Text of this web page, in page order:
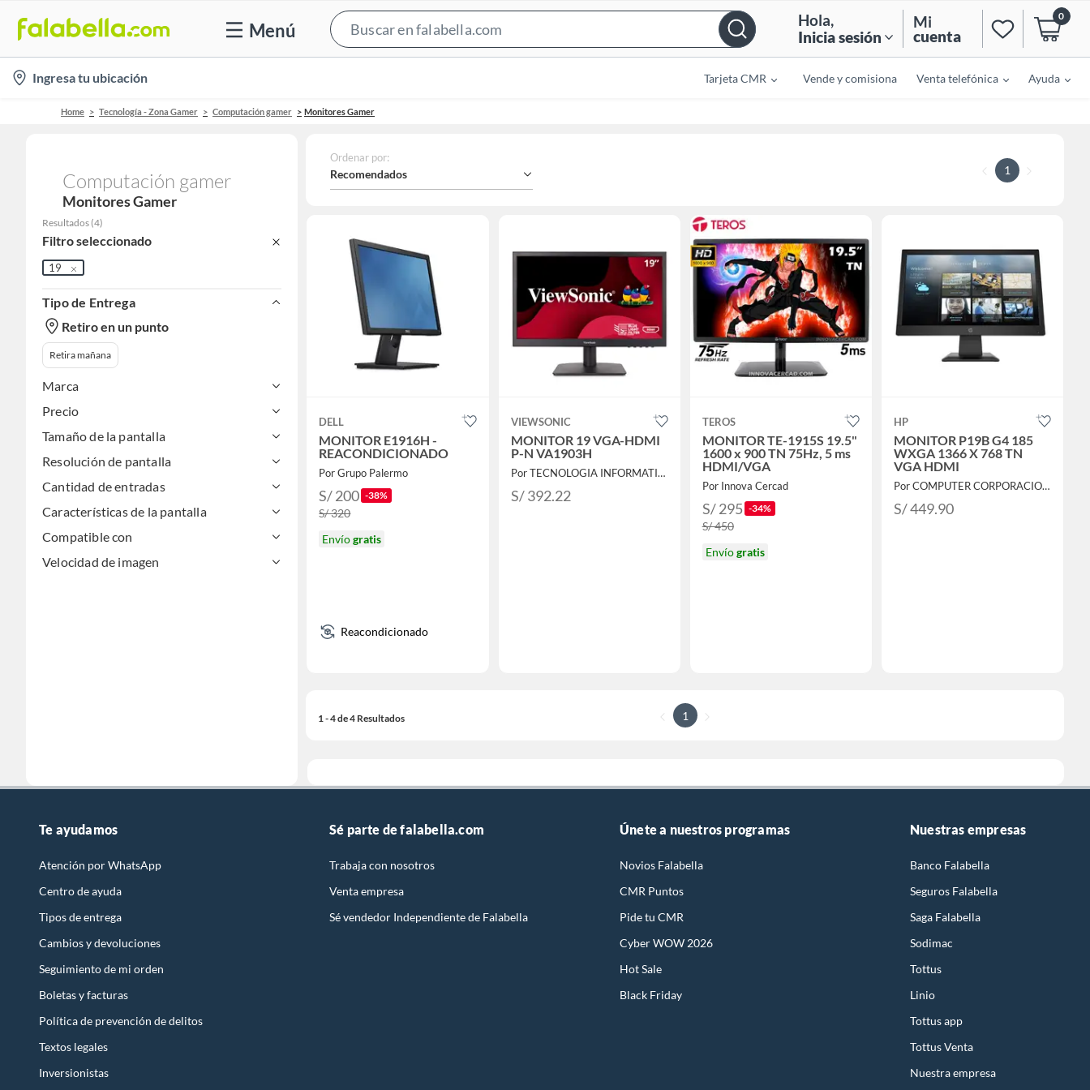
Menú
Bar
Hola,
Inicia sesión
Mi
cuenta
0
location-
icon
Ingresa tu ubicación Tarjeta CMR Vende y comisiona Venta telefónica Ayuda
Home Tecnología - Zona Gamer Computación gamer Monitores Gamer
Computación gamer
Monitores Gamer
Resultados (4)
Filtro seleccionado
19
Tipo de Entrega
Retiro en un punto
Retira mañana
Marca
Precio
Tamaño de la pantalla
Resolución de pantalla
Cantidad de entradas
Características de la pantalla
Compatible con
Velocidad de imagen
Ordenar por:
Recomendados 1
DELL
MONITOR E1916H -
REACONDICIONADO
Por Grupo Palermo
S/ 200 -38%
S/ 320
Envíogratis
Reacondicionado
VIEWSONIC
MONITOR 19 VGA-HDMI
P-N VA1903H
Por TECNOLOGIA INFORMATICA Y CONSULTORIA
S/ 392.22
TEROS
MONITOR TE-1915S 19.5"
1600 x 900 TN 75Hz, 5 ms
HDMI/VGA
Por Innova Cercad
S/ 295 -34%
S/ 450
Envíogratis
HP
MONITOR P19B G4 185
WXGA 1366 X 768 TN
VGA HDMI
Por COMPUTER CORPORACION SAC
S/ 449.90
1 - 4 de 4 Resultados 1
Te ayudamos
Atención por WhatsApp
Centro de ayuda
Tipos de entrega
Cambios y devoluciones
Seguimiento de mi orden
Boletas y facturas
Política de prevención de delitos
Textos legales
Inversionistas
Sé parte de falabella.com
Trabaja con nosotros
Venta empresa
Sé vendedor Independiente de Falabella
Únete a nuestros programas
Novios Falabella
CMR Puntos
Pide tu CMR
Cyber WOW 2026
Hot Sale
Black Friday
Nuestras empresas
Banco Falabella
Seguros Falabella
Saga Falabella
Sodimac
Tottus
Linio
Tottus app
Tottus Venta
Nuestra empresa